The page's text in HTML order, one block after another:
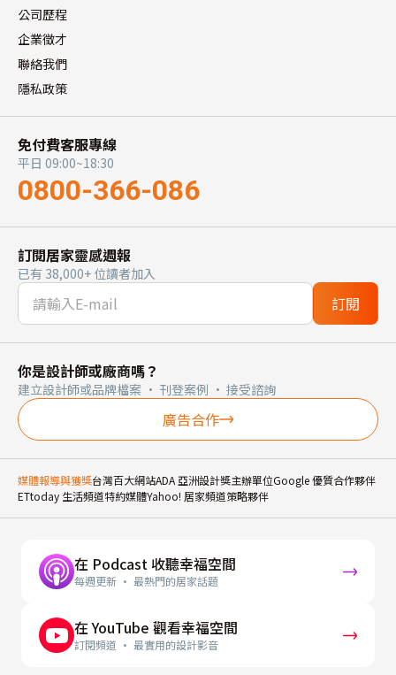
公司歷程
企業徵才
聯絡我們
隱私政策
免付費客服專線
平日 09:00~18:30
0800-366-086
訂閱居家靈感週報
已有 38,000+ 位讀者加入
訂閱
你是設計師或廠商嗎？
建立設計師或品牌檔案 · 刊登案例 · 接受諮詢
廣告合作
媒體報導與獲獎台灣百大網站ADA 亞洲設計獎主辦單位Google 優質合作夥伴
ETtoday 生活頻道特約媒體Yahoo! 居家頻道策略夥伴
在 Podcast 收聽幸福空間
每週更新 · 最熱門的居家話題
在 YouTube 觀看幸福空間
訂閱頻道 · 最實用的設計影音